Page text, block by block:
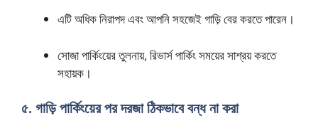
এটি অধিক নিরাপদ এবং আপনি সহজেই গাড়ি বের করতে পারেন।
সোজা পার্কিংয়ের তুলনায়, রিভার্স পার্কিং সময়ের সাশ্রয় করতে
সহায়ক।
৫. গাড়ি পার্কিংয়ের পর দরজা ঠিকভাবে বন্ধ না করা